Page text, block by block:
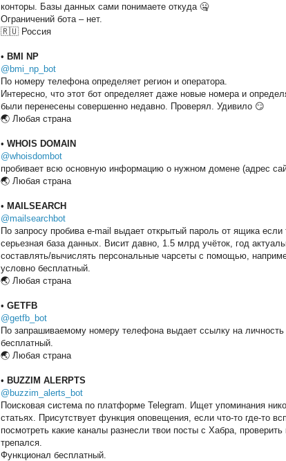
конторы. Базы данных сами понимаете откуда 🤐
Ограничений бота – нет.
🇷🇺 Россия
• BMI NP
@bmi_np_bot
По номеру телефона определяет регион и оператора.
Интересно, что этот бот определяет даже новые номера и
были перенесены совершенно недавно. Проверял. Удивило 😏
🌏 Любая страна
• WHOIS DOMAIN
@whoisdombot
пробивает всю основную информацию о нужном домене (адрес
🌏 Любая страна
• MAILSEARCH
@mailsearchbot
По запросу пробива e-mail выдает открытый пароль от ящика если
серьезная база данных. Висит давно, 1.5 млрд учёток, год
составлять/вычислять персональные чарсеты с помощью,
условно бесплатный.
🌏 Любая страна
• GETFB
@getfb_bot
По запрашиваемому номеру телефона выдает ссылку на
бесплатный.
🌏 Любая страна
• BUZZIM ALERPTS
@buzzim_alerts_bot
Поисковая система по платформе Telegram. Ищет упоминания
статьях. Присутствует функция оповещения, если что-то где-то
посмотреть какие каналы разнесли твои посты с Хабра,
трепался.
Функционал бесплатный.